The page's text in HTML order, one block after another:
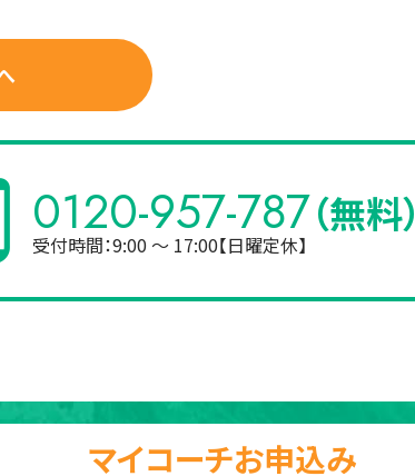
0120-957-787（無料）
受付時間：9:00 ～ 17:00【日曜定休】
マイコーチお申込み